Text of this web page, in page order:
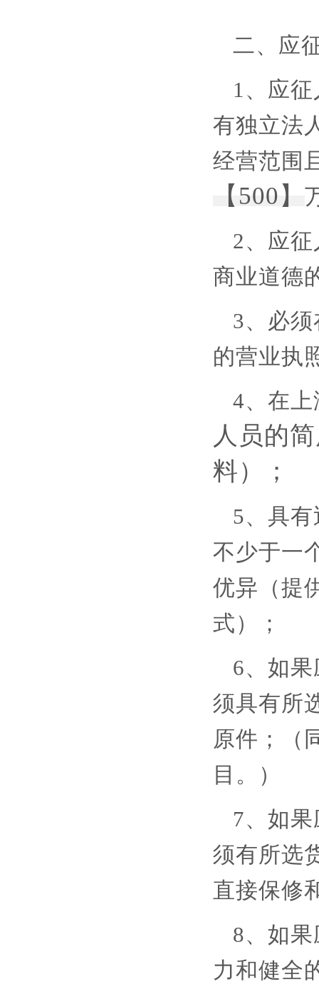
二、应
1、应
有独立法
经营范围
【 500】
2、应
商业道德
3、必须
的营业执
4、在上
人员的
料）；
5、 具有
不少于一
优异（提
式）；
6、如
须具有所
原件；
（
目。
）
7、如
须有所选
直接保修
8、如
力和健全